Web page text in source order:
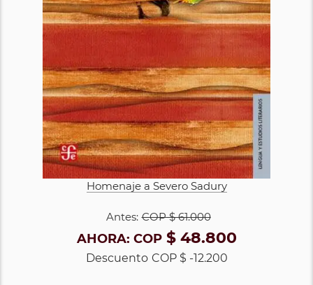
Homenaje a Severo Sadury
Antes: COP$ 61.000
AHORA: COP$ 48.800
Descuento COP $ -12.200